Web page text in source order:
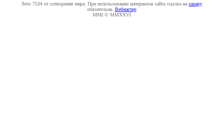
Лето 7534 от сотворения мира. При использовании материалов сайта ссылка на caxapу
обязательна. Вебмастер
MMI © MMXXVI